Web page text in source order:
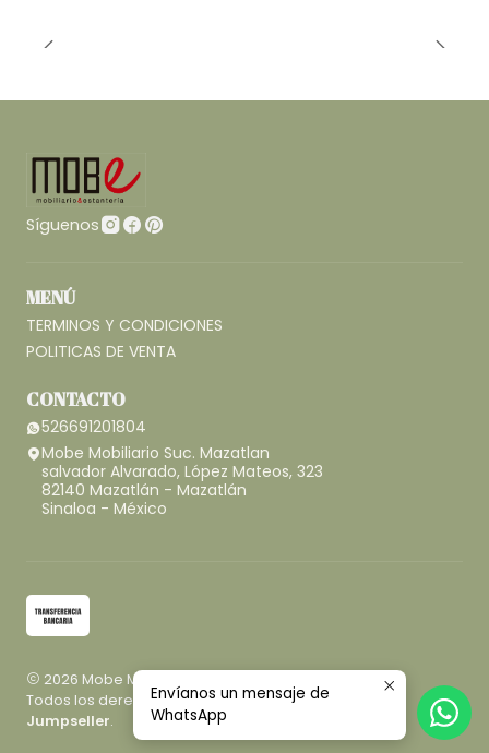
Síguenos
MENÚ
TERMINOS Y CONDICIONES
POLITICAS DE VENTA
CONTACTO
526691201804
Mobe Mobiliario Suc. Mazatlan
salvador Alvarado, López Mateos, 323
82140 Mazatlán - Mazatlán
Sinaloa - México
2026 Mobe Mobiliario.
Todos los derechos reservados.Desarrollado por
Jumpseller.
Envíanos un mensaje de
WhatsApp